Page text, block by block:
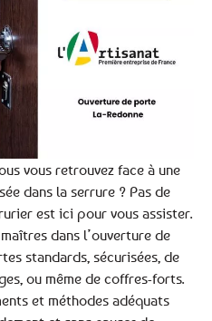
vous retrouvez face à une
dans la serrure ? Pas de
est ici pour vous assister.
dans l’ouverture de
standards, sécurisées, de
ou même de coffres-forts.
et méthodes adéquats